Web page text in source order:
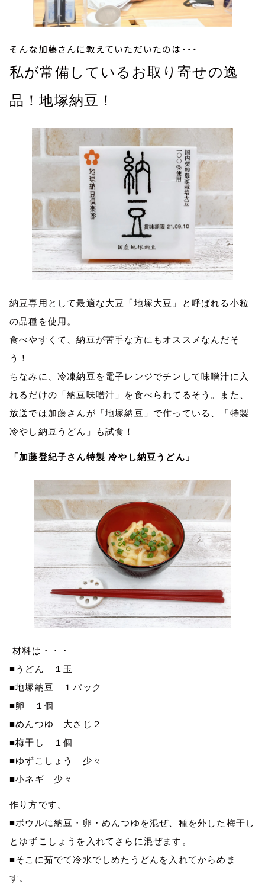
そんな加藤さんに教えていただいたのは・・・
私が常備しているお取り寄せの逸
品！地塚納豆！
納豆専用として最適な大豆「地塚大豆」と呼ばれる小粒
の品種を使用。
食べやすくて、納豆が苦手な方にもオススメなんだそ
う！
ちなみに、冷凍納豆を電子レンジでチンして味噌汁に入
れるだけの「納豆味噌汁」を食べられてるそう。また、
放送では加藤さんが「地塚納豆」で作っている、「特製
冷やし納豆うどん」も試食！
「加藤登紀子さん特製 冷やし納豆うどん」
材料は・・・
■うどん １玉
■地塚納豆 １パック
■卵 １個
■めんつゆ 大さじ２
■梅干し １個
■ゆずこしょう 少々
■小ネギ 少々
作り方です。
■ボウルに納豆・卵・めんつゆを混ぜ、種を外した梅干し
とゆずこしょうを入れてさらに混ぜます。
■そこに茹でて冷水でしめたうどんを入れてからめま
す。